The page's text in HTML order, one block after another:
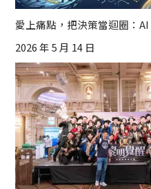
愛上痛點，把決策當迴圈：
2026 年 5 月 14 日